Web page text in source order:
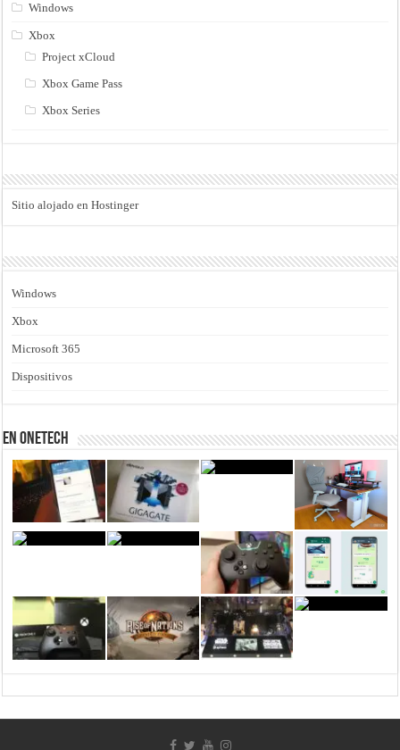
Windows
Xbox
Project xCloud
Xbox Game Pass
Xbox Series
Sitio alojado en Hostinger
Windows
Xbox
Microsoft 365
Dispositivos
En Onetech